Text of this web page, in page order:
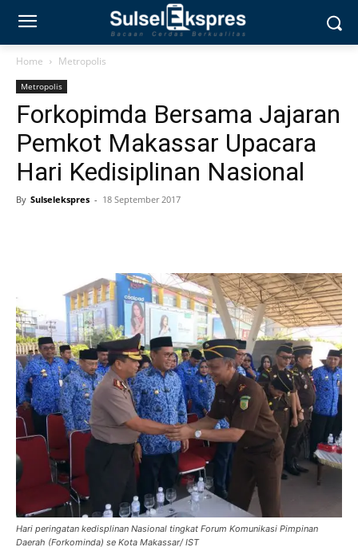
Home Metropolis
Metropolis
Forkopimda Bersama Jajaran
Pemkot Makassar Upacara
Hari Kedisiplinan Nasional
By Sulselekspres - 18 September 2017
Hari peringatan kedisplinan Nasional tingkat Forum Komunikasi Pimpinan
Daerah (Forkominda) se Kota Makassar/ IST